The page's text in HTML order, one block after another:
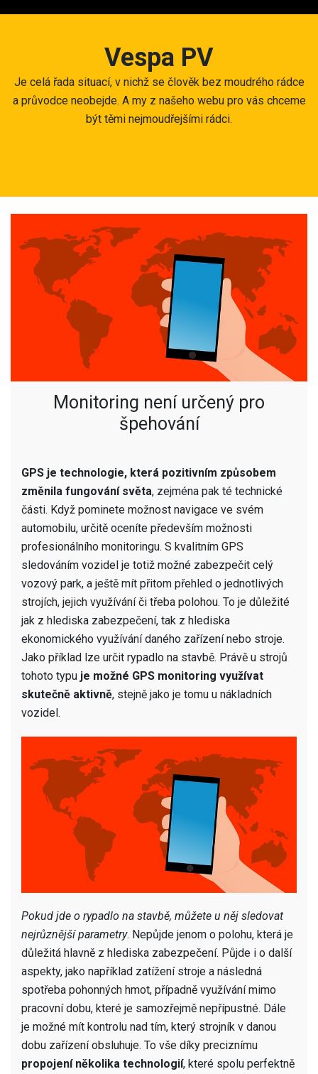
Vespa PV
Je celá řada situací, v nichž se člověk bez moudrého rádce
a průvodce neobejde. A my z našeho webu pro vás chceme
být těmi nejmoudřejšími rádci.
Monitoring není určený pro
špehování
GPS je technologie, která pozitivním způsobem
změnila fungování světa, zejména pak té technické
části. Když pominete možnost navigace ve svém
automobilu, určitě oceníte především možnosti
profesionálního monitoringu. S kvalitním GPS
sledováním vozidel je totiž možné zabezpečit celý
vozový park, a ještě mít přitom přehled o jednotlivých
strojích, jejich využívání či třeba polohou. To je důležité
jak z hlediska zabezpečení, tak z hlediska
ekonomického využívání daného zařízení nebo stroje.
Jako příklad lze určit rypadlo na stavbě. Právě u strojů
tohoto typu je možné GPS monitoring využívat
skutečně aktivně, stejně jako je tomu u nákladních
vozidel.
Pokud jde o rypadlo na stavbě, můžete u něj sledovat
nejrůznější parametry. Nepůjde jenom o polohu, která je
důležitá hlavně z hlediska zabezpečení. Půjde i o další
aspekty, jako například zatížení stroje a následná
spotřeba pohonných hmot, případně využívání mimo
pracovní dobu, které je samozřejmě nepřípustné. Dále
je možné mít kontrolu nad tím, který strojník v danou
dobu zařízení obsluhuje. To vše díky preciznímu
propojení několika technologií, které spolu perfektně